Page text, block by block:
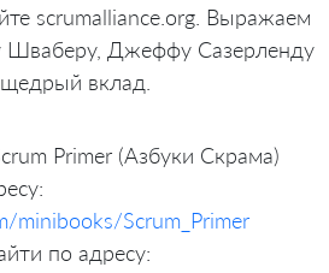
scrumalliance.org. Выражаем
Шваберу, Джеффу Сазерленду
вклад.
Primer (Азбуки Скрама)
minibooks/Scrum_Primer
по адресу: